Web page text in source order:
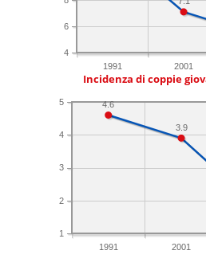
1991 2001
4
6
Incidenza di coppie
1991 2001
1
2
3
4
5
3.9
4.6